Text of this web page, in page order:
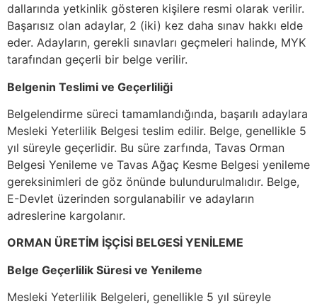
dallarında yetkinlik gösteren kişilere resmi olarak verilir.
Başarısız olan adaylar, 2 (iki) kez daha sınav hakkı elde
eder. Adayların, gerekli sınavları geçmeleri halinde, MYK
tarafından geçerli bir belge verilir.
Belgenin Teslimi ve Geçerliliği
Belgelendirme süreci tamamlandığında, başarılı adaylara
Mesleki Yeterlilik Belgesi teslim edilir. Belge, genellikle 5
yıl süreyle geçerlidir. Bu süre zarfında, Tavas Orman
Belgesi Yenileme ve Tavas Ağaç Kesme Belgesi yenileme
gereksinimleri de göz önünde bulundurulmalıdır. Belge,
E-Devlet üzerinden sorgulanabilir ve adayların
adreslerine kargolanır.
ORMAN ÜRETİM İŞÇİSİ BELGESİ YENİLEME
Belge Geçerlilik Süresi ve Yenileme
Mesleki Yeterlilik Belgeleri, genellikle 5 yıl süreyle